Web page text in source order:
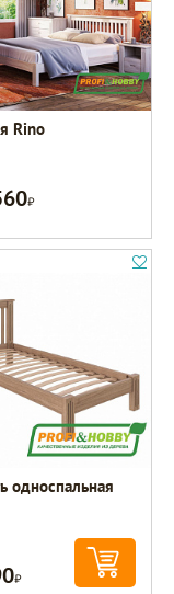
Rino
Р
односпальная
Р